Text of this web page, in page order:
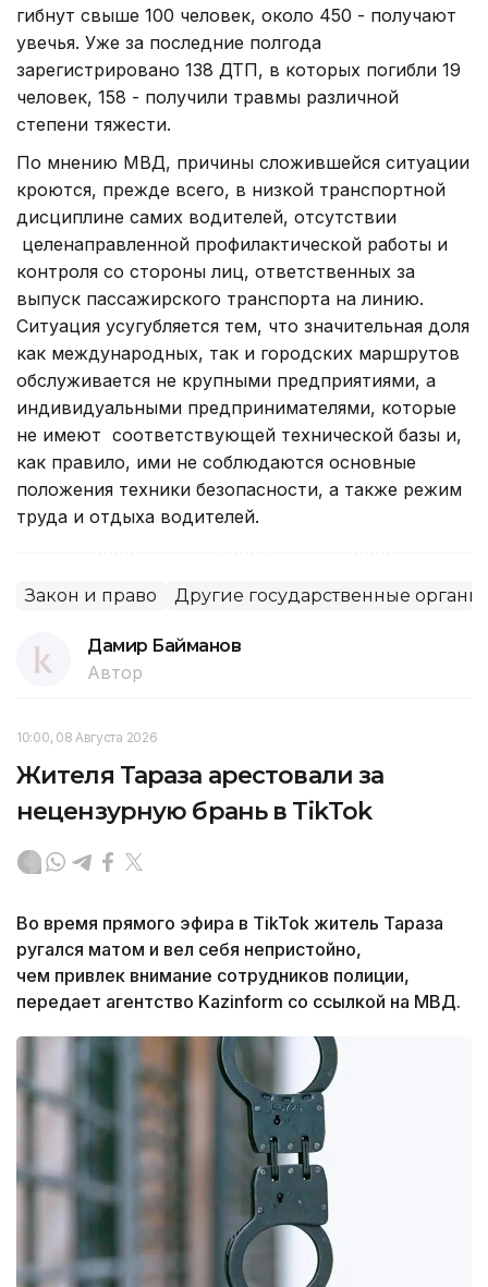
гибнут свыше 100 человек, около 450 - получают
увечья. Уже за последние полгода
зарегистрировано 138 ДТП, в которых погибли 19
человек, 158 - получили травмы различной
степени тяжести.
По мнению МВД, причины сложившейся ситуации
кроются, прежде всего, в низкой транспортной
дисциплине самих водителей, отсутствии
целенаправленной профилактической работы и
контроля со стороны лиц, ответственных за
выпуск пассажирского транспорта на линию.
Ситуация усугубляется тем, что значительная доля
как международных, так и городских маршрутов
обслуживается не крупными предприятиями, а
индивидуальными предпринимателями, которые
не имеют соответствующей технической базы и,
как правило, ими не соблюдаются основные
положения техники безопасности, а также режим
труда и отдыха водителей.
Закон и право Другие государственные органы
Дамир Байманов
Автор
10:00, 08 Августа 2026
Жителя Тараза арестовали за
нецензурную брань в TikTok
Во время прямого эфира в TikTok житель Тараза
ругался матом и вел себя непристойно,
чем привлек внимание сотрудников полиции,
передает агентство Kazinform со ссылкой на МВД.